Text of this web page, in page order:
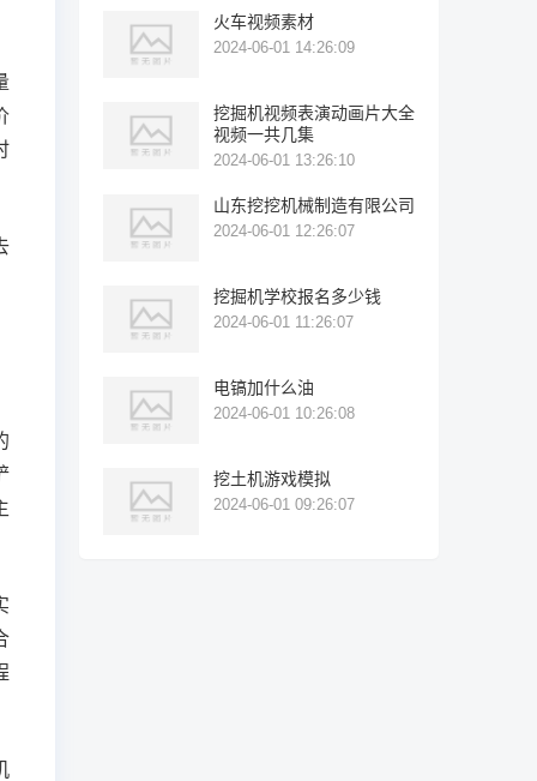
火车视频素材
2024-06-01 14:26:09
挖掘机视频表演动画片大全
视频一共几集
2024-06-01 13:26:10
山东挖挖机械制造有限公司
2024-06-01 12:26:07
挖掘机学校报名多少钱
2024-06-01 11:26:07
电镐加什么油
2024-06-01 10:26:08
挖土机游戏模拟
2024-06-01 09:26:07